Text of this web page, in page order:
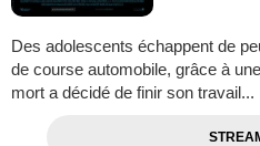
Des adolescents échappent de
de course automobile, grâce à
mort a décidé de finir son travail...